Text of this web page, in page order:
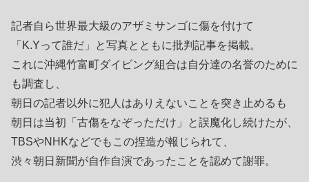
記者自ら世界最大級のアザミサンゴに傷を付けて
「K.Yって誰だ」と写真とともに批判記事を掲載。
これに沖縄竹富町ダイビング組合は自分達の名誉のために
も調査し、
朝日の記者以外に犯人はありえないことを突き止めるも
朝日は当初「古傷をなぞっただけ」と誤魔化し続けたが、
TBSやNHKなどでもこの捏造が報じられて、
渋々朝日新聞が自作自演であったことを認めて謝罪。